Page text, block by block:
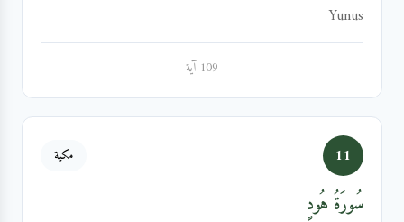
Yunus
109 آية
11 مكية
سُورَةُ هُودٍ